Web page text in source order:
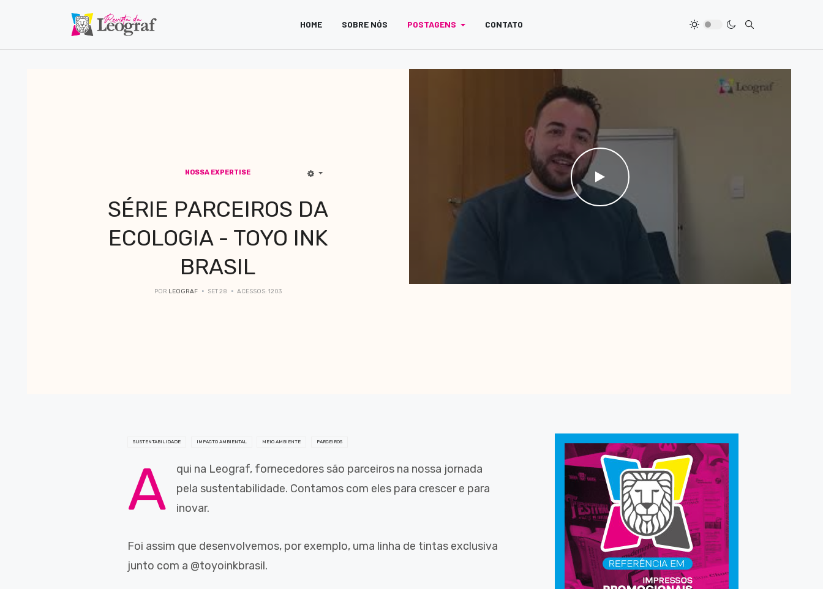
HOME SOBRE NÓS POSTAGENS CONTATO
NOSSA EXPERTISE
SÉRIE PARCEIROS DA
ECOLOGIA - TOYO INK
BRASIL
POR LEOGRAF SET 28 ACESSOS: 1203
WATCH THE VIDEO
SUSTENTABILIDADE IMPACTO AMBIENTAL MEIO AMBIENTE PARCEIROS
A
qui na Leograf, fornecedores são parceiros na nossa jornada
pela sustentabilidade. Contamos com eles para crescer e para
inovar.
Foi assim que desenvolvemos, por exemplo, uma linha de tintas exclusiva
junto com a @toyoinkbrasil.